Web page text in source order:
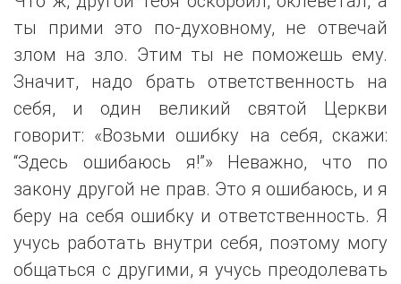
ты прими это по-духовному, не отвечай
злом на зло. Этим ты не поможешь ему.
Значит, надо брать ответственность на
себя, и один великий святой Церкви
говорит: «Возьми ошибку на себя, скажи:
“Здесь ошибаюсь я!”» Неважно, что по
закону другой не прав. Это я ошибаюсь, и я
беру на себя ошибку и ответственность. Я
учусь работать внутри себя, поэтому могу
общаться с другими, я учусь преодолевать